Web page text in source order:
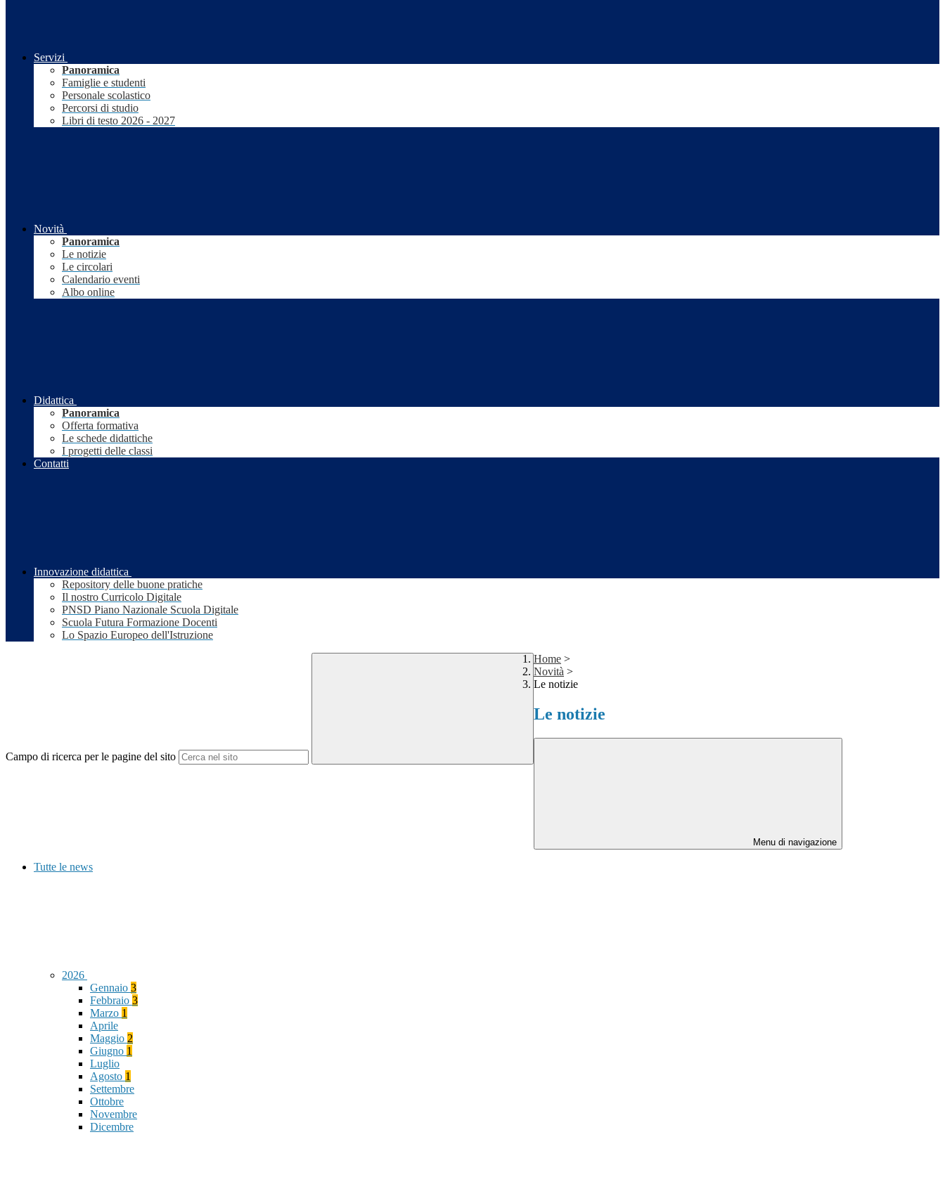
Servizi
Panoramica
Famiglie e studenti
Personale scolastico
Percorsi di studio
Libri di testo 2026 - 2027
Novità
Panoramica
Le notizie
Le circolari
Calendario eventi
Albo online
Didattica
Panoramica
Offerta formativa
Le schede didattiche
I progetti delle classi
Contatti
Innovazione didattica
Repository delle buone pratiche
Il nostro Curricolo Digitale
PNSD Piano Nazionale Scuola Digitale
Scuola Futura Formazione Docenti
Lo Spazio Europeo dell'Istruzione
Campo di ricerca per le pagine del sito
Home >
Novità >
Le notizie
Le notizie
Menu di navigazione
Tutte le news
2026
Gennaio 3
Febbraio 3
Marzo 1
Aprile
Maggio 2
Giugno 1
Luglio
Agosto 1
Settembre
Ottobre
Novembre
Dicembre